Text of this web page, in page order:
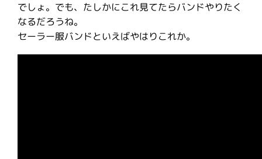
でしょ。でも、たしかにこれ見てたらバンドやりたく
なるだろうね。
セーラー服バンドといえばやはりこれか。